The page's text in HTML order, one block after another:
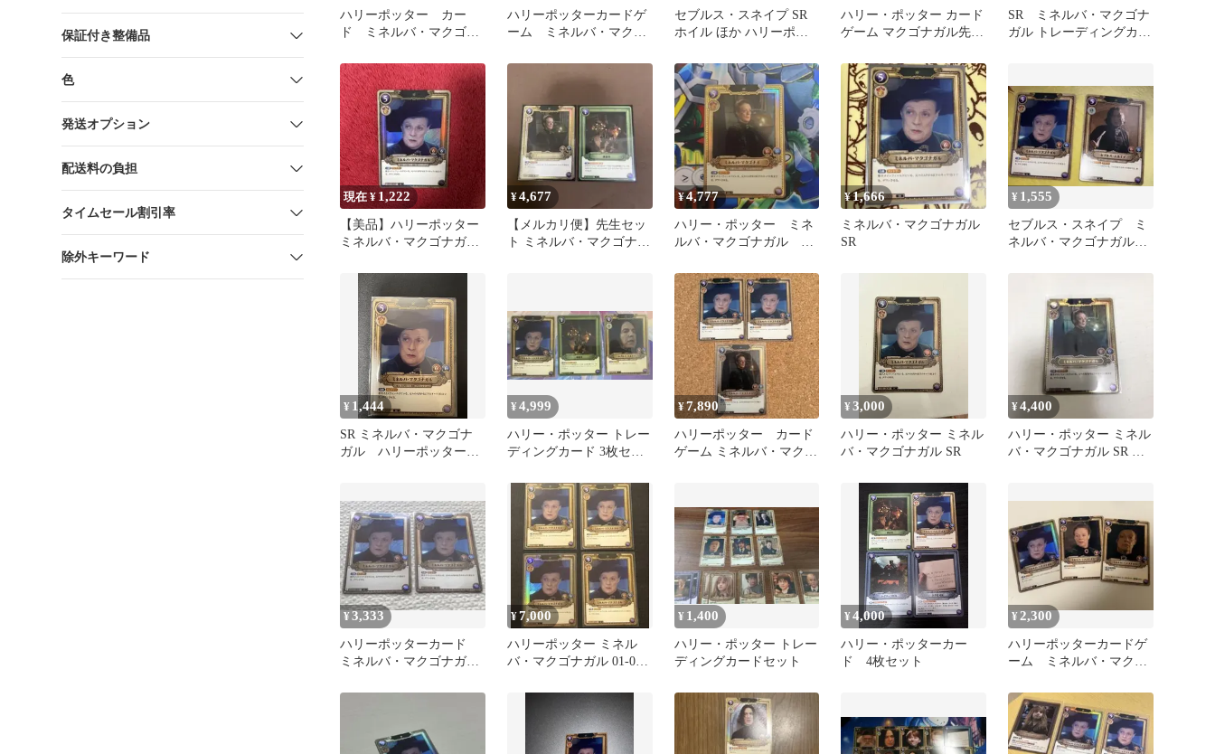
保証付き整備品
色
発送オプション
配送料の負担
タイムセール割引率
除外キーワード
ハリーポッター カー
ド ミネルバ・マクゴナ
ハリーポッターカードゲ
ーム ミネルバ・マクゴ
セブルス・スネイプ SR
ホイル ほか ハリーポッ
の石
ハリー・ポッター カード
ゲーム マクゴナガル先生
SR ミネルバ・マクゴナ
ガル トレーディングカー
現在 ¥ 1,222
【美品】ハリーポッター
ミネルバ・マクゴナガル
¥4,677
【メルカリ便】先生セッ
ト ミネルバ・マクゴナガ
¥4,777
ハリー・ポッター ミネ
ルバ・マクゴナガル
¥1,666
ミネルバ・マクゴナガル
SR
¥ 1,555
セブルス・スネイプ ミ
ネルバ・マクゴナガル
¥ 1,444
SR ミネルバ・マクゴナ
ガル ハリーポッターカ
¥4,999
ハリー・ポッター トレー
ディングカード 3枚セッ
¥7,890
ハリーポッター カード
ゲーム ミネルバ・マクゴ
¥3,000
ハリー・ポッター ミネル
バ・マクゴナガル SR
¥4,400
ハリー・ポッター ミネル
バ・マクゴナガル SR パ
¥3,333
ハリーポッターカード
ミネルバ・マクゴナガ
ト
¥7,000
ハリーポッター ミネル
バ・マクゴナガル 01-009
¥ 1,400
ハリー・ポッター トレー
ディングカードセット
¥4,000
ハリー・ポッターカー
ド 4枚セット
¥ 2,300
ハリーポッターカードゲ
ーム ミネルバ・マクゴ
2枚